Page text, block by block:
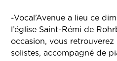
-Vocal’Avenue a lieu ce
l’église Saint-Rémi de
occasion, vous retrouverez
solistes, accompagné de